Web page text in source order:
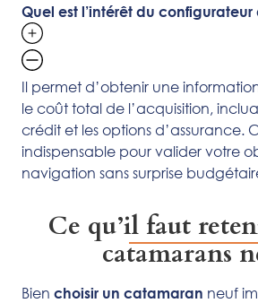
Quel est l’intérêt du
Il permet d’obtenir une
le coût total de l’acquisition,
crédit et les options d’assurance.
indispensable pour valider votre
navigation sans surprise
Ce qu’il faut
catamarans
Bien choisir un catamaran neuf